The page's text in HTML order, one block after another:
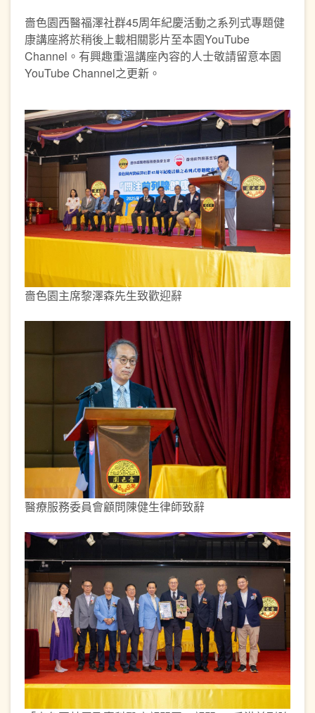
嗇色園西醫福澤社群45周年紀慶活動之系列式專題健
康講座將於稍後上載相關影片至本園YouTube
Channel。有興趣重溫講座內容的人士敬請留意本園
YouTube Channel之更新。
嗇色園主席黎澤森先生致歡迎辭
醫療服務委員會顧問陳健生律師致辭